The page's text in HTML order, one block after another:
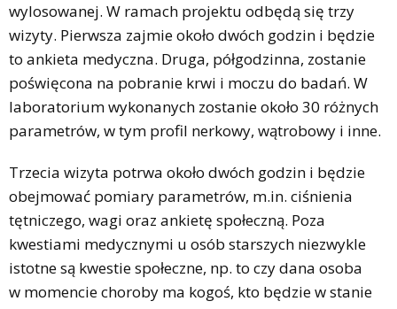
wylosowanej. W ramach projektu odbędą się trzy
wizyty. Pierwsza zajmie około dwóch godzin i będzie
to ankieta medyczna. Druga, półgodzinna, zostanie
poświęcona na pobranie krwi i moczu do badań. W
laboratorium wykonanych zostanie około 30 różnych
parametrów, w tym profil nerkowy, wątrobowy i inne.
Trzecia wizyta potrwa około dwóch godzin i będzie
obejmować pomiary parametrów, m.in. ciśnienia
tętniczego, wagi oraz ankietę społeczną. Poza
kwestiami medycznymi u osób starszych niezwykle
istotne są kwestie społeczne, np. to czy dana osoba
w momencie choroby ma kogoś, kto będzie w stanie